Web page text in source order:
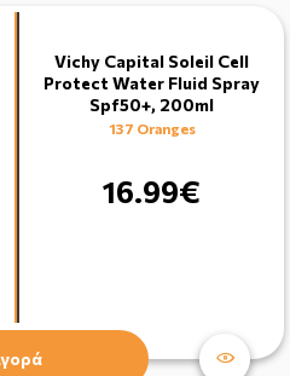
Vichy Capital Soleil Cell
Protect Water Fluid Spray
Spf50+, 200ml
137 Oranges
16.99€